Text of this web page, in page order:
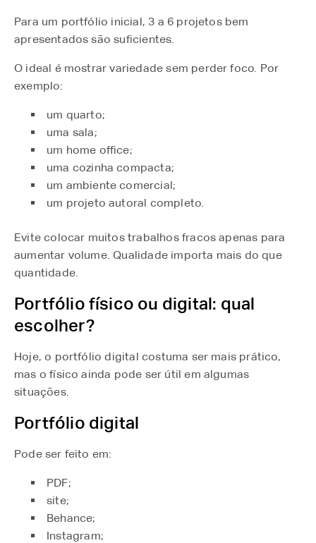
Para um portfólio inicial, 3 a 6 projetos bem
apresentados são suficientes.
O ideal é mostrar variedade sem perder foco. Por
exemplo:
um quarto;
uma sala;
um home office;
uma cozinha compacta;
um ambiente comercial;
um projeto autoral completo.
Evite colocar muitos trabalhos fracos apenas para
aumentar volume. Qualidade importa mais do que
quantidade.
Portfólio físico ou digital: qual
escolher?
Hoje, o portfólio digital costuma ser mais prático,
mas o físico ainda pode ser útil em algumas
situações.
Portfólio digital
Pode ser feito em:
PDF;
site;
Behance;
Instagram;